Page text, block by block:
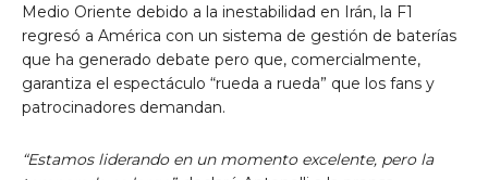
Medio Oriente debido a la inestabilidad en Irán, la F1
regresó a América con un sistema de gestión de baterías
que ha generado debate pero que, comercialmente,
garantiza el espectáculo “rueda a rueda” que los fans y
patrocinadores demandan.
“Estamos liderando en un momento excelente, pero la